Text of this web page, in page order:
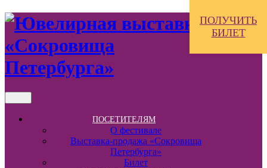
ПОСЕТИТЕЛЯМ
О фестивале
Выставка-продажа «Сокровища
Петербурга»
Билет
ПОЛУЧИТЬ
БИЛЕТ